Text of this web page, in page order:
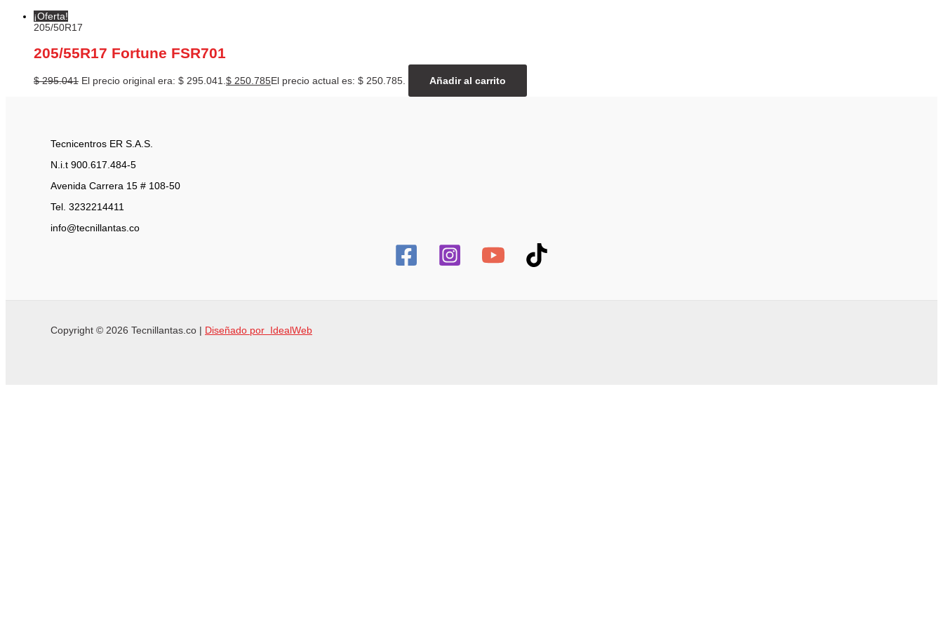
¡Oferta!
205/50R17
205/55R17 Fortune FSR701
$295.041 El precio original era: $ 295.041. $ 250.785El precio actual es: $ 250.785. Añadir al carrito
Tecnicentros ER S.A.S.
N.i.t 900.617.484-5
Avenida Carrera 15 # 108-50
Tel. 3232214411
info@tecnillantas.co
Copyright © 2026 Tecnillantas.co | Diseñado por IdealWeb